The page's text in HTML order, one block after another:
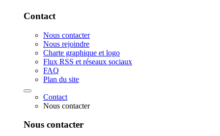
Contact
Nous contacter
Nous rejoindre
Charte graphique et logo
Flux RSS et réseaux sociaux
FAQ
Plan du site
Contact
Nous contacter
Nous contacter